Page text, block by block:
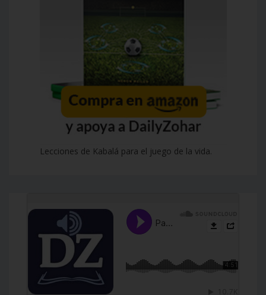
Lecciones de Kabalá para el juego de la vida.